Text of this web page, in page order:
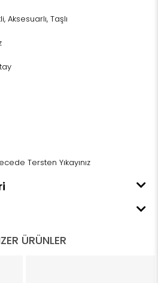
Aksesuarlı, Taşlı
Tersten Yıkayınız
ÜRÜNLER